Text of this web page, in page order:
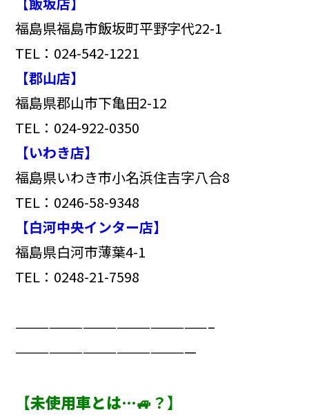
福島県福島市飯坂町平野字代22-1
TEL：024-542-1221
【郡山店】
福島県郡山市下亀田2-12
TEL：024-922-0350
【いわき店】
福島県いわき市小名浜住吉字八合8
TEL：0246-58-9348
【白河中央インター店】
福島県白河市薄葉4-1
TEL：0248-21-7598
—————————————————–
————————————————
【未使用車とは…🚙？】